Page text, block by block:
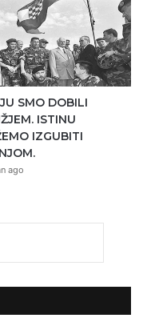
SMO DOBILI
ISTINU
IZGUBITI
ago